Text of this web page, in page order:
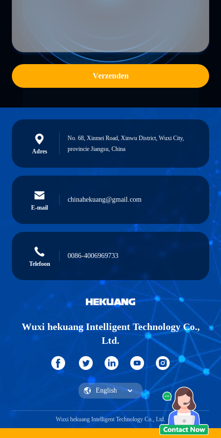
Verzenden
Adres
No. 68, Xinmei Road, Xinwu District, Wuxi City,
provincie Jiangsu, China
E-mail
chinahekuang@gmail.com
Telefoon
0086-4006969733
Wuxi hekuang Intelligent Technology Co.,
Ltd.
Wuxi hekuang Intelligent Technology Co., Ltd.